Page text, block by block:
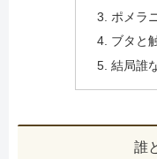
ポメラ
ブタと
結局誰
誰